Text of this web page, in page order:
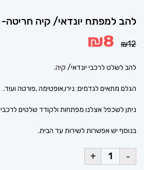
להב למפתח יונדאי/ קיה חריטה- KK12
₪12
המחיר
המקורי₪8
להב לשלט לרכבי יונדאי/ קיה.
הגלם מתאים לגדמים: נירו,אופטימה ,פורטה ועוד.
ניתן לשכפל אצלנו מפתחות ולקודד שלטים לרכבי Kia/Hyundai.
בנוסף יש אפשרות לשירות עד הבית.
-
+